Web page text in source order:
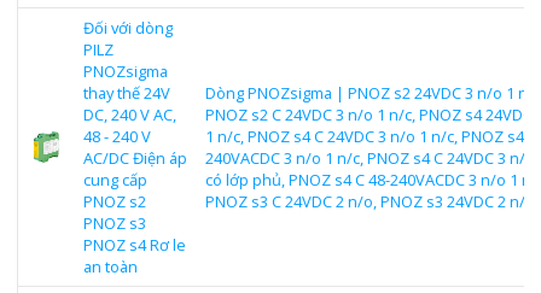
Đối với dòng
PILZ
PNOZsigma
thay thế 24V
DC, 240 V AC,
48 - 240 V
AC/DC Điện áp
cung cấp
PNOZ s2
PNOZ s3
PNOZ s4 Rơ le
an toàn
Dòng PNOZsigma | PNOZ s2 24VDC 3 n/o 1 n/
PNOZ s2 C 24VDC 3 n/o 1 n/c, PNOZ s4 24VDC
1 n/c, PNOZ s4 C 24VDC 3 n/o 1 n/c, PNOZ s4
240VACDC 3 n/o 1 n/c, PNOZ s4 C 24VDC 3 n/o
có lớp phủ, PNOZ s4 C 48-240VACDC 3 n/o 1 n/
PNOZ s3 C 24VDC 2 n/o, PNOZ s3 24VDC 2 n/o